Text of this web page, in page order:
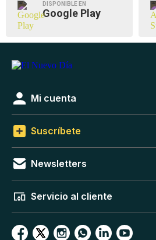
DISPONIBLE EN
Google Play
Mi cuenta
Suscríbete
Newsletters
Servicio al cliente